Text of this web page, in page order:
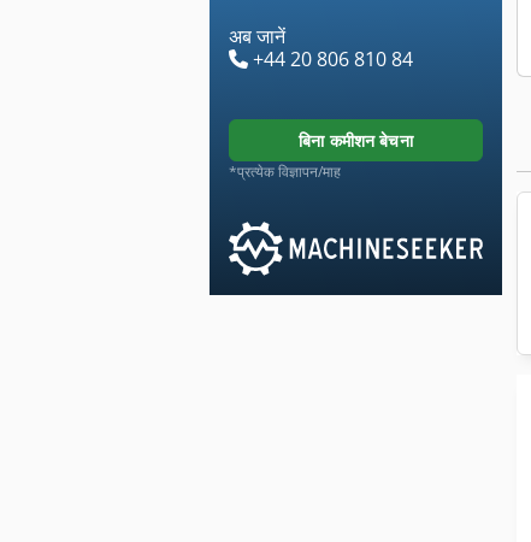
अब जानें
+44 20 806 810 84
बिना कमीशन बेचना
*प्रत्येक विज्ञापन/माह